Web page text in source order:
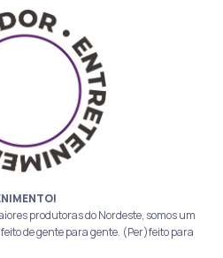
produtoras do Nordeste, somos um
de gente para gente. (Per)feito para